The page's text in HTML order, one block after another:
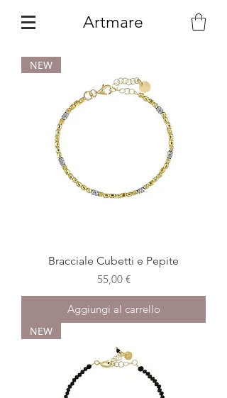
Artmare
NEW
Bracciale Cubetti e Pepite
Prezzo
55,00 €
Aggiungi al carrello
NEW